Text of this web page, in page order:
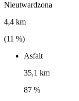
Nieutwardzona
4,4 km
(11 %)
Asfalt
35,1 km
87 %